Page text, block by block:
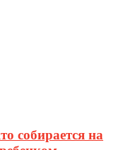
собирается на